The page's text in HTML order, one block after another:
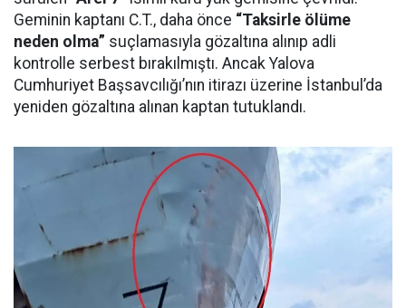
Geminin kaptanı C.T., daha önce “Taksirle ölüme
neden olma” suçlamasıyla gözaltına alınıp adli
kontrolle serbest bırakılmıştı. Ancak Yalova
Cumhuriyet Başsavcılığı’nın itirazı üzerine İstanbul’da
yeniden gözaltına alınan kaptan tutuklandı.